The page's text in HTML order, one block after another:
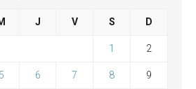
J V S D
1 2
5 6 7 8 9